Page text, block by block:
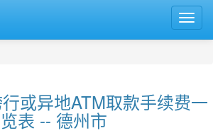
或异地ATM取款手续费一
览表 -- 德州市